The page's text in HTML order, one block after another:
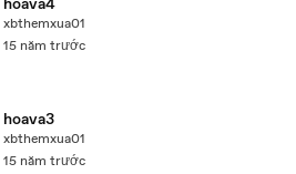
hoava4
xbthemxua01
15 năm trước
hoava3
xbthemxua01
15 năm trước